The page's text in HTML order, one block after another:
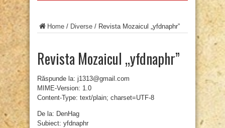
Home / Diverse / Revista Mozaicul „yfdnaphr”
Revista Mozaicul „yfdnaphr”
Răspunde la: j1313@gmail.com
MIME-Version: 1.0
Content-Type: text/plain; charset=UTF-8
De la: DenHag
Subiect: yfdnaphr